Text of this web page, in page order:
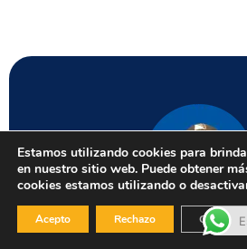
Estamos utilizando cookies para
en nuestro sitio web. Puede obtener
cookies estamos utilizando o
Acepto Rechazo